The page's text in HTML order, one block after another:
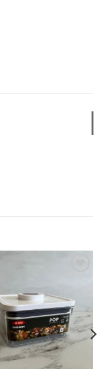
lista de
deseos